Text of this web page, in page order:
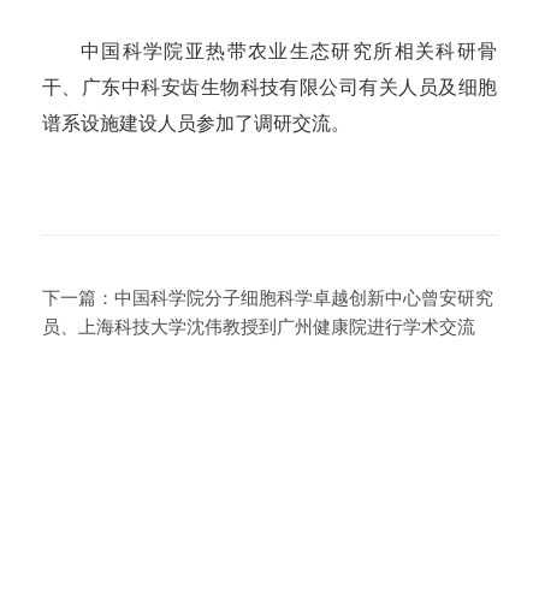
中国科学院亚热带农业生态研究所相关科研骨
干、广东中科安齿生物科技有限公司有关人员及细胞
谱系设施建设人员参加了调研交流。
下一篇： 中国科学院分子细胞科学卓越创新中心曾安研究
员、上海科技大学沈伟教授到广州健康院进行学术交流